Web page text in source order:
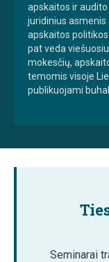
apskaitos ir
juridinius asmenis
apskaitos
pat veda
mokesčių,
temomis visoje
publikuojami
Seminarai